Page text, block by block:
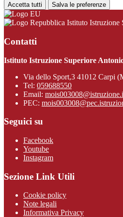
Accetta tutti Salva le preferenze
Istituto Istruzione
Contatti
Istituto Istruzione Superiore
Via dello Sport,3 41012 Carpi
Tel: 059688550
Email:
PEC:
Seguici su
Facebook
Youtube
Instagram
Sezione Link Utili
Cookie policy
Note legali
Informativa Privacy